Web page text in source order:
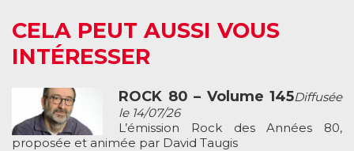
CELA PEUT AUSSI VOUS
INTÉRESSER
ROCK 80 – Volume 145Diffusée
le 14/07/26
L’émission Rock des Années 80,
proposée et animée par David Taugis